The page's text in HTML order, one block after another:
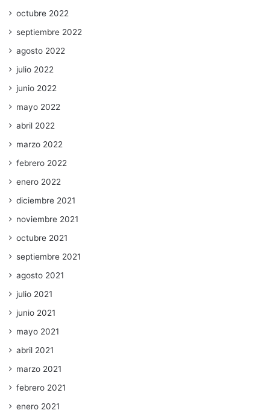
octubre 2022
septiembre 2022
agosto 2022
julio 2022
junio 2022
mayo 2022
abril 2022
marzo 2022
febrero 2022
enero 2022
diciembre 2021
noviembre 2021
octubre 2021
septiembre 2021
agosto 2021
julio 2021
junio 2021
mayo 2021
abril 2021
marzo 2021
febrero 2021
enero 2021